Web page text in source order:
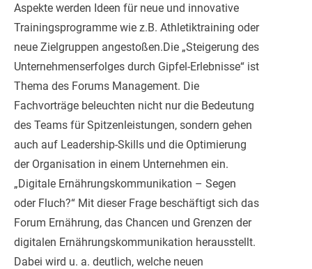
Aspekte werden Ideen für neue und innovative
Trainingsprogramme wie z.B. Athletiktraining oder
neue Zielgruppen angestoßen.Die „Steigerung des
Unternehmenserfolges durch Gipfel-Erlebnisse“ ist
Thema des Forums Management. Die
Fachvorträge beleuchten nicht nur die Bedeutung
des Teams für Spitzenleistungen, sondern gehen
auch auf Leadership-Skills und die Optimierung
der Organisation in einem Unternehmen ein.
„Digitale Ernährungskommunikation – Segen
oder Fluch?“ Mit dieser Frage beschäftigt sich das
Forum Ernährung, das Chancen und Grenzen der
digitalen Ernährungskommunikation herausstellt.
Dabei wird u. a. deutlich, welche neuen